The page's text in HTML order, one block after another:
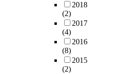
2018
(2)
2017
(4)
2016
(8)
2015
(2)